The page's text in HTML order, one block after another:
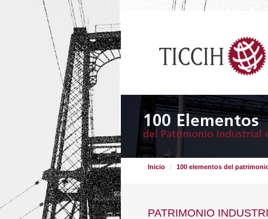
Inicio 100 elementos del
PATRIMONIO